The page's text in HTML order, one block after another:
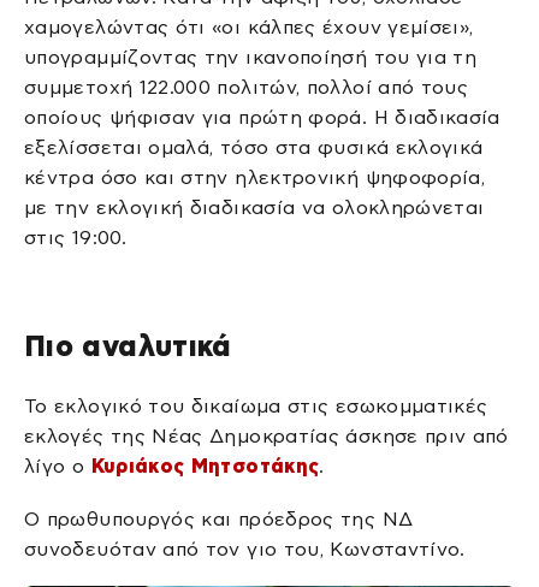
χαμογελώντας ότι «οι κάλπες έχουν γεμίσει»,
υπογραμμίζοντας την ικανοποίησή του για τη
συμμετοχή 122.000 πολιτών, πολλοί από τους
οποίους ψήφισαν για πρώτη φορά. Η διαδικασία
εξελίσσεται ομαλά, τόσο στα φυσικά εκλογικά
κέντρα όσο και στην ηλεκτρονική ψηφοφορία,
με την εκλογική διαδικασία να ολοκληρώνεται
στις 19:00.
Πιο αναλυτικά
Το εκλογικό του δικαίωμα στις εσωκομματικές
εκλογές της Νέας Δημοκρατίας άσκησε πριν από
λίγο ο Κυριάκος Μητσοτάκης.
Ο πρωθυπουργός και πρόεδρος της ΝΔ
συνοδευόταν από τον γιο του, Κωνσταντίνο.